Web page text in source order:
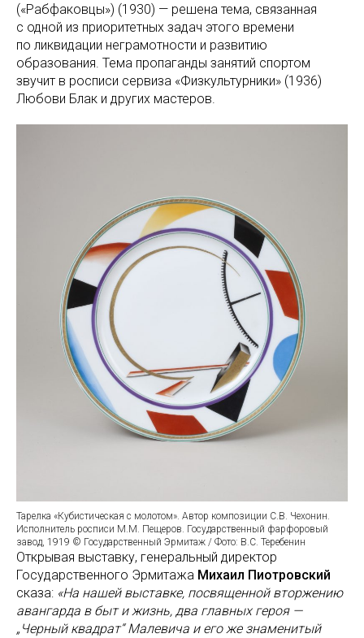
(«Рабфаковцы») (1930) — решена тема, связанная
с одной из приоритетных задач этого времени
по ликвидации неграмотности и развитию
образования. Тема пропаганды занятий спортом
звучит в росписи сервиза «Физкультурники» (1936)
Любови Блак и других мастеров.
Тарелка «Кубистическая с молотом». Автор композиции С.В. Чехонин.
Исполнитель росписи М.М. Пещеров. Государственный фарфоровый
завод, 1919 © Государственный Эрмитаж / Фото: В.С. Теребенин
Открывая выставку, генеральный директор
Государственного Эрмитажа Михаил Пиотровский
сказа: «На нашей выставке, посвященной вторжению
авангарда в быт и жизнь, два главных героя —
„Черный квадрат“ Малевича и его же знаменитый